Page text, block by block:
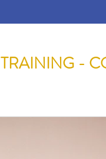
TRAINING -